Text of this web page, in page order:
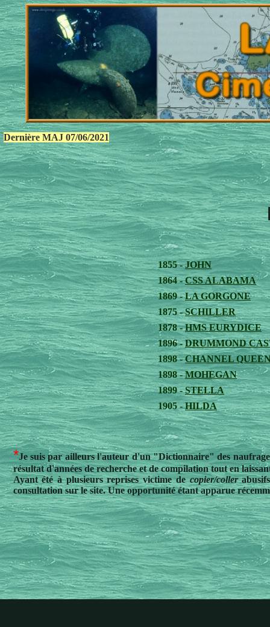
Dernière MAJ 07/06/2021
1855 -JOHN
1864 -CSS ALABAMA
1869 -LA GORGONE
1875 -SCHILLER
1878 -HMS EURYDICE
1896 -DRUMMOND
1898 -CHANNEL
1898 -MOHEGAN
1899 -STELLA
1905 -HILDA
*Je suis par ailleurs l'auteur d'un "Dictionnaire" des
résultat d'années de recherche et de compilation tout en
Ayant été à plusieurs reprises victime decopier/coller
consultation sur le site. Une opportunité étant apparue